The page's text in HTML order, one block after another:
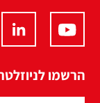
הרשמו